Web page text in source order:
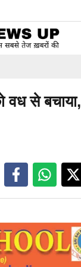
वध से बचाया,